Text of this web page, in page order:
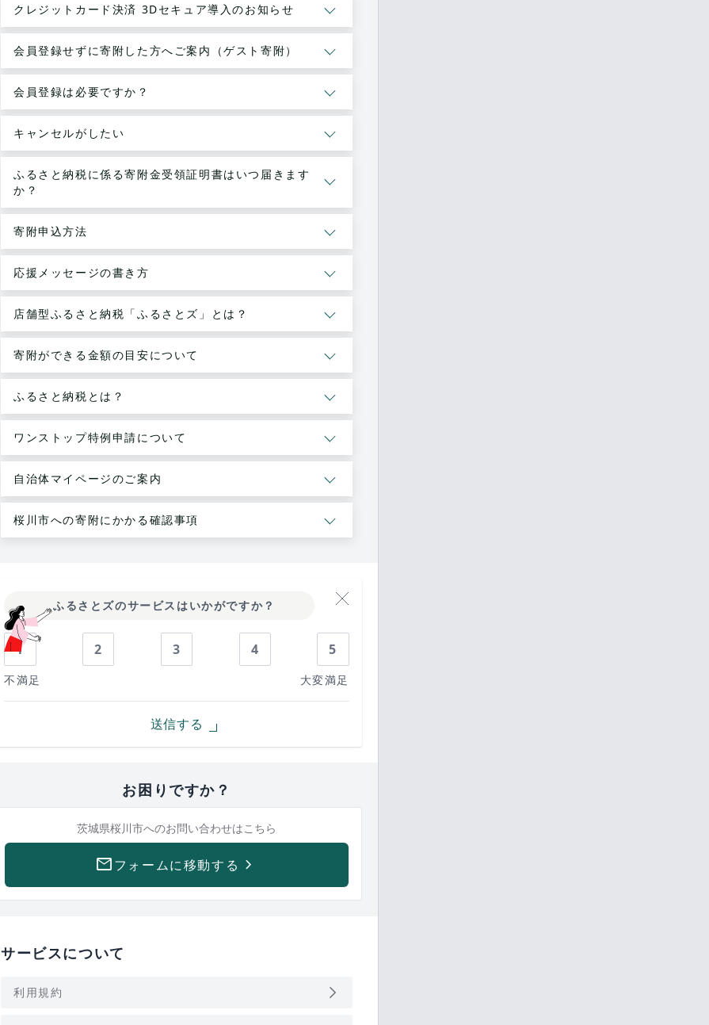
クレジットカード決済 3Dセキュア導入のお知らせ
会員登録せずに寄附した方へご案内（ゲスト寄附）
会員登録は必要ですか？
キャンセルがしたい
ふるさと納税に係る寄附金受領証明書はいつ届きます
か？
寄附申込方法
応援メッセージの書き方
店舗型ふるさと納税「ふるさとズ」とは？
寄附ができる金額の目安について
ふるさと納税とは？
ワンストップ特例申請について
自治体マイページのご案内
桜川市への寄附にかかる確認事項
ふるさとズのサービスはいかがですか？
1 2 3 4 5
不満足 大変満足
送信する
お困りですか？
茨城県桜川市へのお問い合わせはこちら
mailフォームに移動する keyboard_arrow_right
サービスについて
利用規約 arrow_forward_ios